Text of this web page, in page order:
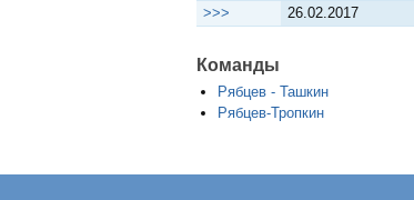
>>>
26.02.2017
Команды
Рябцев - Ташкин
Рябцев-Тропкин